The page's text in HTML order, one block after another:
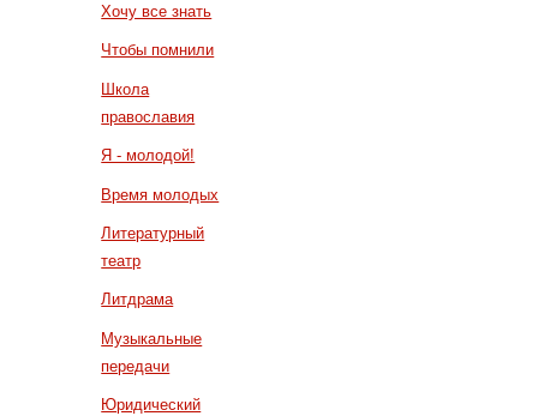
Хочу все знать
Чтобы помнили
Школа
православия
Я - молодой!
Время молодых
Литературный
театр
Литдрама
Музыкальные
передачи
Юридический